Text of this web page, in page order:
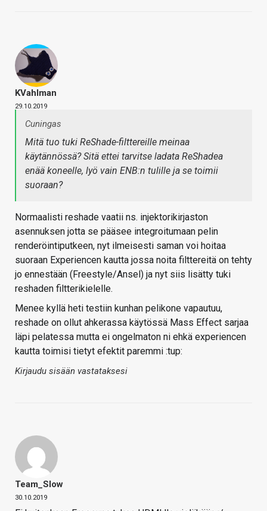
KVahlman
29.10.2019
Cuningas
Mitä tuo tuki ReShade-filttereille meinaa
käytännössä? Sitä ettei tarvitse ladata ReShadea
enää koneelle, lyö vain ENB:n tulille ja se toimii
suoraan?
Normaalisti reshade vaatii ns. injektorikirjaston
asennuksen jotta se pääsee integroitumaan pelin
renderöintiputkeen, nyt ilmeisesti saman voi hoitaa
suoraan Experiencen kautta jossa noita filttereitä on tehty
jo ennestään (Freestyle/Ansel) ja nyt siis lisätty tuki
reshaden filtterikielelle.
Menee kyllä heti testiin kunhan pelikone vapautuu,
reshade on ollut ahkerassa käytössä Mass Effect sarjaa
läpi pelatessa mutta ei ongelmaton ni ehkä experiencen
kautta toimisi tietyt efektit paremmi :tup:
Kirjaudu sisään vastataksesi
Team_Slow
30.10.2019